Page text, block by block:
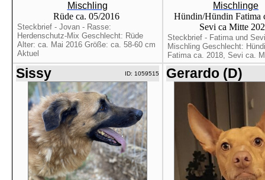
Mischling
Rüde ca. 05/2016
Steckbrief - Jovan - Rasse:
Herdenschutz-Mix Geschlecht: Rüde
Alter: ca. Mai 2016 Größe: ca. 58-60 cm
Aktuel
Mischlinge
Hündin/Hündin Fatima
Sevi ca Mitte
Steckbrief - Fatima und
Mischling Geschlecht:
Fatima ca. 2018, Sevi ca.
Sissy ID: 1059515 Gerardo (D)